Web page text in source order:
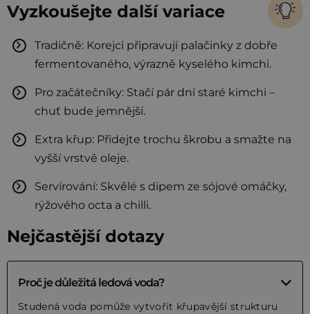
Vyzkoušejte další variace
Tradičně: Korejci připravují palačinky z dobře
fermentovaného, výrazně kyselého kimchi.
Pro začátečníky: Stačí pár dní staré kimchi –
chuť bude jemnější.
Extra křup: Přidejte trochu škrobu a smažte na
vyšší vrstvě oleje.
Servírování: Skvělé s dipem ze sójové omáčky,
rýžového octa a chilli.
Nejčastější dotazy
Proč je důležitá ledová voda?
Studená voda pomůže vytvořit křupavější strukturu